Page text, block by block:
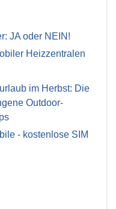
JA oder NEIN!
Heizzentralen
im Herbst: Die
Outdoor-
- kostenlose SIM